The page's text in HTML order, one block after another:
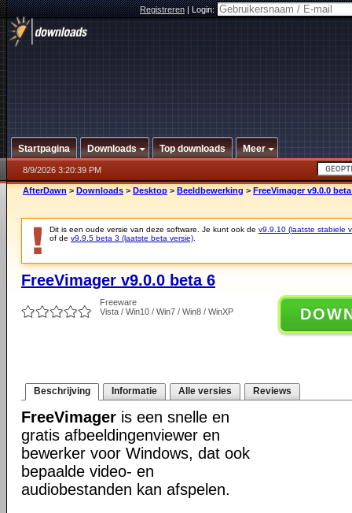
Registreren|Login:
Startpagina Downloads Top downloads Meer
8/9/2026 3:20:39 PM
AfterDawn > Downloads > Desktop > Beeldbewerking > FreeVimager v9.0.0
Dit is een oude versie van deze software. Je kunt ook de v9.9.10 (laatste stabiele
of de v9.9.5 beta 3 (laatste beta versie)
FreeVimager v9.0.0 beta 6
Freeware
Vista / Win10 / Win7 / Win8 / WinXP
Beschrijving Informatie Alle versies Reviews
FreeVimager is een snelle en
gratis afbeeldingenviewer en
bewerker voor Windows, dat ook
bepaalde video- en
audiobestanden kan afspelen.